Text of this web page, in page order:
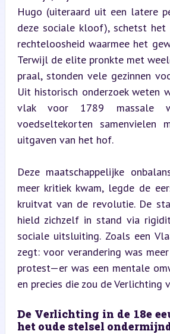
Hugo (uiteraard uit een latere
deze sociale kloof), schetst
rechteloosheid waarmee het
Terwijl de elite pronkte met
praal, stonden vele gezinnen
Uit historisch onderzoek weten
vlak voor 1789 massale
voedseltekorten samenvielen
uitgaven van het hof.
Deze maatschappelijke
meer kritiek kwam, legde de
kruitvat van de revolutie. De
hield zichzelf in stand via
sociale uitsluiting. Zoals een
zegt: voor verandering was
protest—er was een mentale
en precies die zou de Verlichting
De Verlichting in de 18e
het oude stelsel